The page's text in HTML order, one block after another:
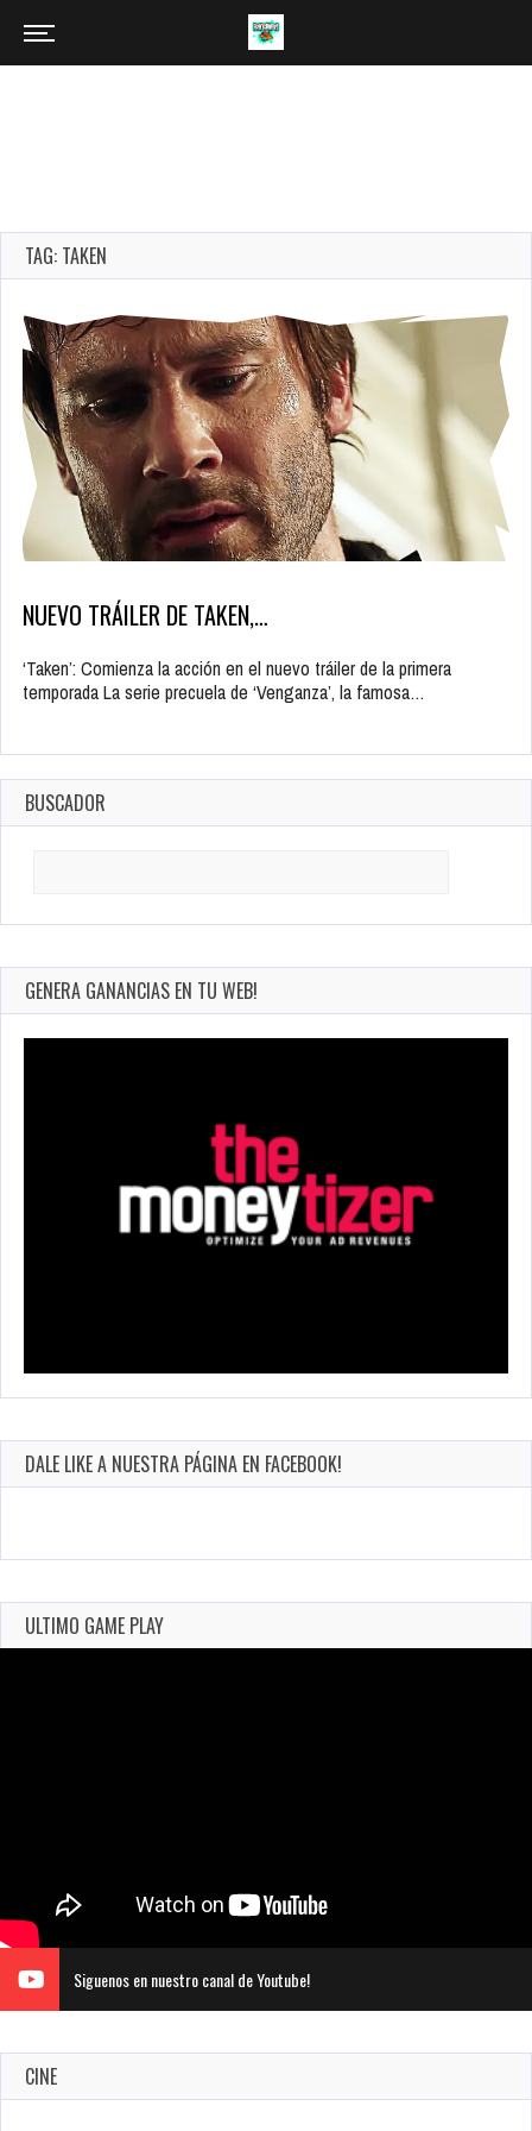
TAG: TAKEN
NUEVO TRÁILER DE TAKEN,…
‘Taken’: Comienza la acción en el nuevo tráiler de la primera
temporada La serie precuela de ‘Venganza’, la famosa…
BUSCADOR
GENERA GANANCIAS EN TU WEB!
DALE LIKE A NUESTRA PÁGINA EN FACEBOOK!
ULTIMO GAME PLAY
Siguenos en nuestro canal de Youtube!
CINE